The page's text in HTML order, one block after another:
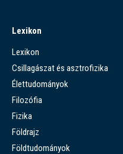
Lexikon
Lexikon
Csillagászat és asztrofizika
Élettudományok
Filozófia
Fizika
Földrajz
Földtudományok